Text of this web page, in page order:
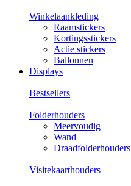
Winkelaankleding
Raamstickers
Kortingsstickers
Actie stickers
Ballonnen
Displays
Bestsellers
Folderhouders
Meervoudig
Wand
Draadfolderhouders
Visitekaarthouders